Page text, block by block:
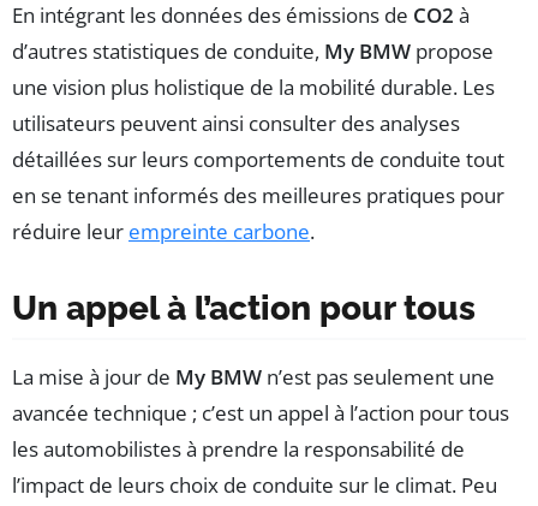
En intégrant les données des émissions de CO2 à
d’autres statistiques de conduite, My BMW propose
une vision plus holistique de la mobilité durable. Les
utilisateurs peuvent ainsi consulter des analyses
détaillées sur leurs comportements de conduite tout
en se tenant informés des meilleures pratiques pour
réduire leur empreinte carbone.
Un appel à l’action pour tous
La mise à jour de My BMW n’est pas seulement une
avancée technique ; c’est un appel à l’action pour tous
les automobilistes à prendre la responsabilité de
l’impact de leurs choix de conduite sur le climat. Peu